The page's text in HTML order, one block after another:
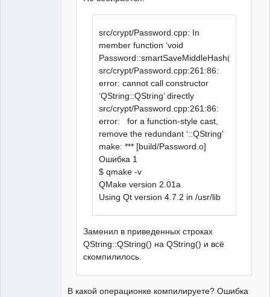
src/crypt/Password.cpp: In
member function ‘void
Password::smartSaveMiddleHash(QString)’:
src/crypt/Password.cpp:261:86:
error: cannot call constructor
‘QString::QString’ directly
src/crypt/Password.cpp:261:86:
error: for a function-style cast,
remove the redundant ‘::QString’
make: *** [build/Password.o]
Ошибка 1
$ qmake -v
QMake version 2.01a
Using Qt version 4.7.2 in /usr/lib
Заменил в приведенных строках
QString::QString() на QString() и всё
скомпилилось.
В какой операционке компилируете? Ошибка